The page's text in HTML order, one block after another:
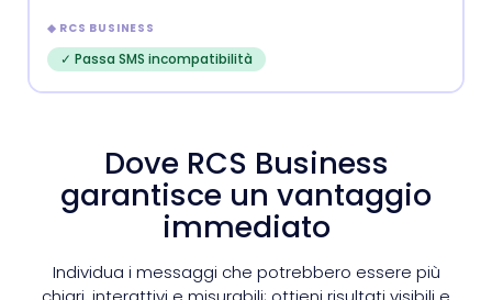
✓ Passa SMS incompatibilità
Dove RCS Business
garantisce un vantaggio
immediato
Individua i messaggi che potrebbero essere più